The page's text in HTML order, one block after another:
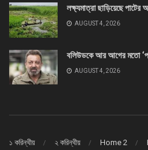
লক্ষ্যমাত্রা ছাড়িয়েছে পাটের
AUGUST 4, 2026
বলিউডকে আর আগের মতো
AUGUST 4, 2026
১ করিন্থীয় ২ করিন্থীয় Home 2